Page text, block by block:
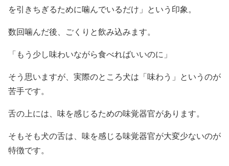
を引きちぎるために噛んでいるだけ」という印象。
数回噛んだ後、ごくりと飲み込みます。
「もう少し味わいながら食べればいいのに」
そう思いますが、実際のところ犬は「味わう」というのが
苦手です。
舌の上には、味を感じるための味覚器官があります。
そもそも犬の舌は、味を感じる味覚器官が大変少ないのが
特徴です。